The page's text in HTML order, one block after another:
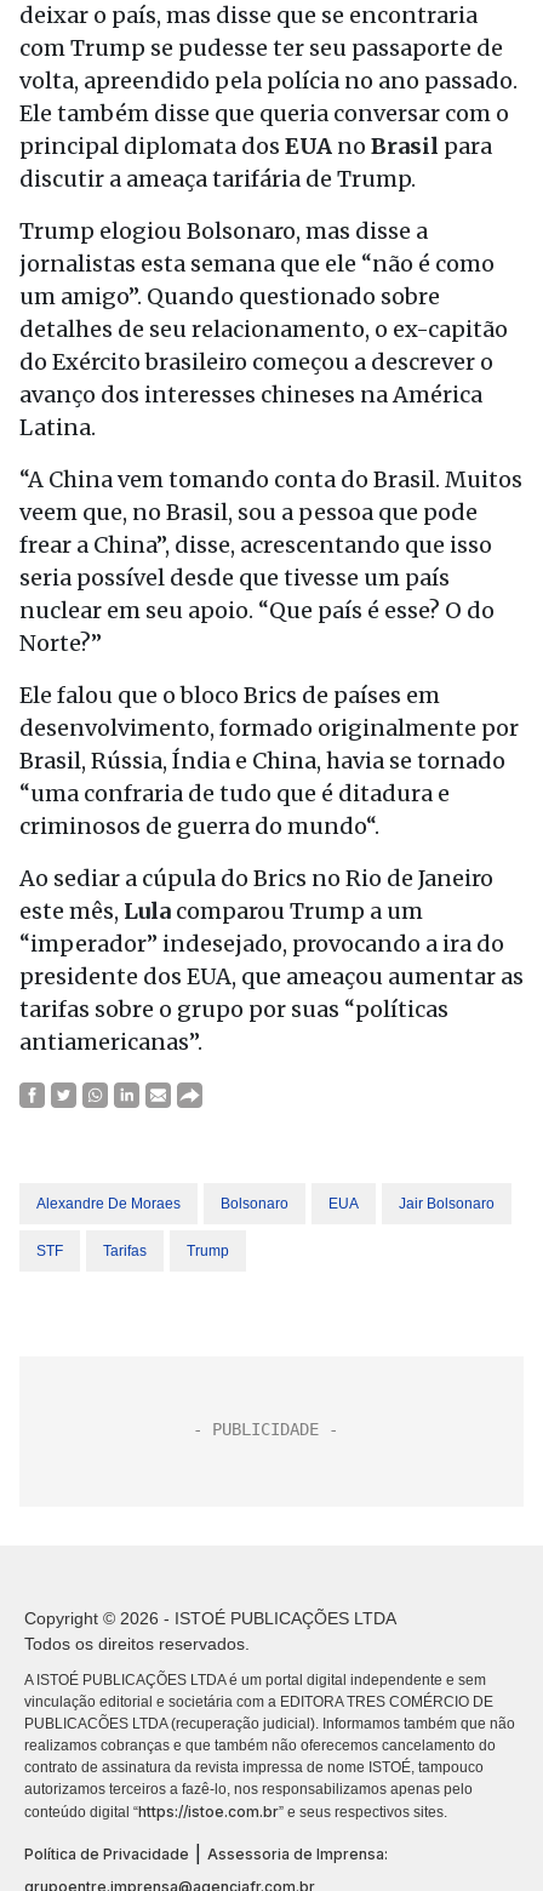
deixar o país, mas disse que se encontraria
com Trump se pudesse ter seu passaporte de
volta, apreendido pela polícia no ano passado.
Ele também disse que queria conversar com o
principal diplomata dos EUA no Brasil para
discutir a ameaça tarifária de Trump.
Trump elogiou Bolsonaro, mas disse a
jornalistas esta semana que ele “não é como
um amigo”. Quando questionado sobre
detalhes de seu relacionamento, o ex-capitão
do Exército brasileiro começou a descrever o
avanço dos interesses chineses na América
Latina.
“A China vem tomando conta do Brasil. Muitos
veem que, no Brasil, sou a pessoa que pode
frear a China”, disse, acrescentando que isso
seria possível desde que tivesse um país
nuclear em seu apoio. “Que país é esse? O do
Norte?”
Ele falou que o bloco Brics de países em
desenvolvimento, formado originalmente por
Brasil, Rússia, Índia e China, havia se tornado
“uma confraria de tudo que é ditadura e
criminosos de guerra do mundo“.
Ao sediar a cúpula do Brics no Rio de Janeiro
este mês, Lula comparou Trump a um
“imperador” indesejado, provocando a ira do
presidente dos EUA, que ameaçou aumentar as
tarifas sobre o grupo por suas “políticas
antiamericanas”.
Alexandre De Moraes Bolsonaro EUA Jair Bolsonaro
STF Tarifas Trump
Copyright © 2026 - ISTOÉ PUBLICAÇÕES LTDA
Todos os direitos reservados.
A ISTOÉ PUBLICAÇÕES LTDA é um portal digital independente e sem
vinculação editorial e societária com a EDITORA TRES COMÉRCIO DE
PUBLICACÕES LTDA (recuperação judicial). Informamos também que não
realizamos cobranças e que também não oferecemos cancelamento do
contrato de assinatura da revista impressa de nome ISTOÉ, tampouco
autorizamos terceiros a fazê-lo, nos responsabilizamos apenas pelo
conteúdo digital “https://istoe.com.br” e seus respectivos sites.
Política de Privacidade
Assessoria de Imprensa:
grupoentre.imprensa@agenciafr.com.br